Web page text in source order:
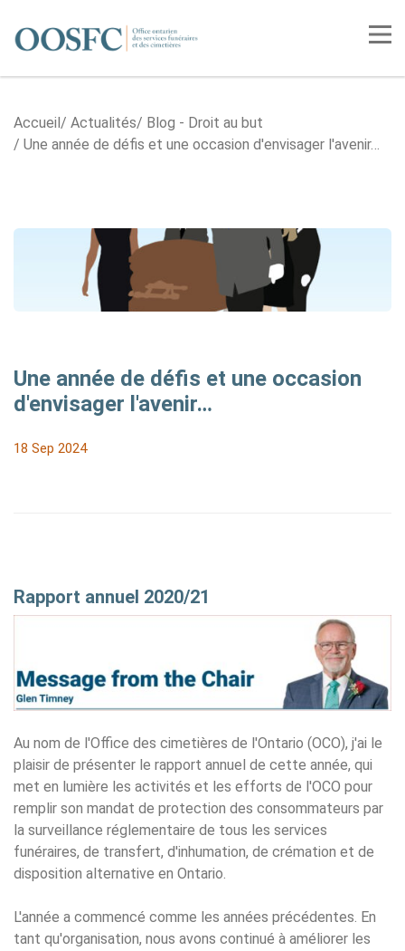
Accueil
Accueil Actualités
Blog - Droit au but
Une année de défis et une occasion d'envisager l'avenir…
Une année de défis et une occasion
d'envisager l'avenir…
18 Sep 2024
Rapport annuel 2020/21
Au nom de l'Office des cimetières de l'Ontario (OCO), j'ai le
plaisir de présenter le rapport annuel de cette année, qui
met en lumière les activités et les efforts de l'OCO pour
remplir son mandat de protection des consommateurs par
la surveillance réglementaire de tous les services
funéraires, de transfert, d'inhumation, de crémation et de
disposition alternative en Ontario.
L'année a commencé comme les années précédentes. En
tant qu'organisation, nous avons continué à améliorer les